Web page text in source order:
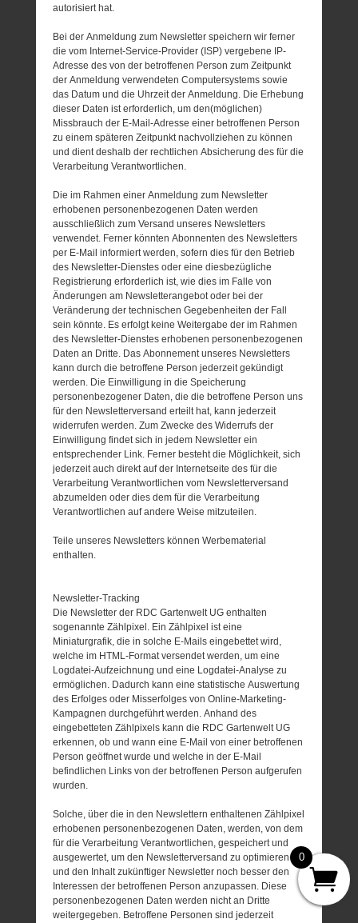
autorisiert hat.
Bei der Anmeldung zum Newsletter speichern wir ferner
die vom Internet-Service-Provider (ISP) vergebene IP-
Adresse des von der betroffenen Person zum Zeitpunkt
der Anmeldung verwendeten Computersystems sowie
das Datum und die Uhrzeit der Anmeldung. Die Erhebung
dieser Daten ist erforderlich, um den(möglichen)
Missbrauch der E-Mail-Adresse einer betroffenen Person
zu einem späteren Zeitpunkt nachvollziehen zu können
und dient deshalb der rechtlichen Absicherung des für die
Verarbeitung Verantwortlichen.
Die im Rahmen einer Anmeldung zum Newsletter
erhobenen personenbezogenen Daten werden
ausschließlich zum Versand unseres Newsletters
verwendet. Ferner könnten Abonnenten des Newsletters
per E-Mail informiert werden, sofern dies für den Betrieb
des Newsletter-Dienstes oder eine diesbezügliche
Registrierung erforderlich ist, wie dies im Falle von
Änderungen am Newsletterangebot oder bei der
Veränderung der technischen Gegebenheiten der Fall
sein könnte. Es erfolgt keine Weitergabe der im Rahmen
des Newsletter-Dienstes erhobenen personenbezogenen
Daten an Dritte. Das Abonnement unseres Newsletters
kann durch die betroffene Person jederzeit gekündigt
werden. Die Einwilligung in die Speicherung
personenbezogener Daten, die die betroffene Person uns
für den Newsletterversand erteilt hat, kann jederzeit
widerrufen werden. Zum Zwecke des Widerrufs der
Einwilligung findet sich in jedem Newsletter ein
entsprechender Link. Ferner besteht die Möglichkeit, sich
jederzeit auch direkt auf der Internetseite des für die
Verarbeitung Verantwortlichen vom Newsletterversand
abzumelden oder dies dem für die Verarbeitung
Verantwortlichen auf andere Weise mitzuteilen.
Teile unseres Newsletters können Werbematerial
enthalten.
Newsletter-Tracking
Die Newsletter der RDC Gartenwelt UG enthalten
sogenannte Zählpixel. Ein Zählpixel ist eine
Miniaturgrafik, die in solche E-Mails eingebettet wird,
welche im HTML-Format versendet werden, um eine
Logdatei-Aufzeichnung und eine Logdatei-Analyse zu
ermöglichen. Dadurch kann eine statistische Auswertung
des Erfolges oder Misserfolges von Online-Marketing-
Kampagnen durchgeführt werden. Anhand des
eingebetteten Zählpixels kann die RDC Gartenwelt UG
erkennen, ob und wann eine E-Mail von einer betroffenen
Person geöffnet wurde und welche in der E-Mail
befindlichen Links von der betroffenen Person aufgerufen
wurden.
Solche, über die in den Newslettern enthaltenen Zählpixel
erhobenen personenbezogenen Daten, werden, von dem
für die Verarbeitung Verantwortlichen, gespeichert und
ausgewertet, um den Newsletterversand zu optimieren
und den Inhalt zukünftiger Newsletter noch besser den
Interessen der betroffenen Person anzupassen. Diese
personenbezogenen Daten werden nicht an Dritte
weitergegeben. Betroffene Personen sind jederzeit
0